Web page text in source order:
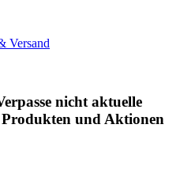
Versand
nicht aktuelle
Produkten und Aktionen